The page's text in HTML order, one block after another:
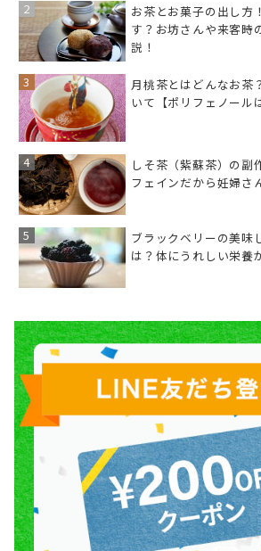
お茶とお菓子の出し方
す？お坊さんや来客時
説！
月桃茶とはどんなお茶
いて【ポリフェノール
しそ茶（紫蘇茶）の副
フェインだから妊婦さ
ブラックベリーの美味
は？体にうれしい栄養